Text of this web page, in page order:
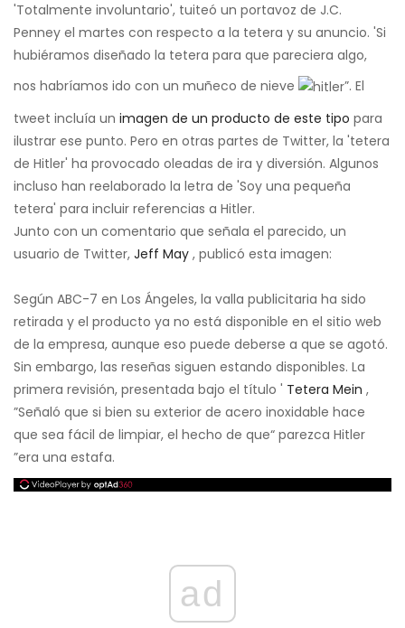
'Totalmente involuntario', tuiteó un portavoz de J.C.
Penney el martes con respecto a la tetera y su anuncio. 'Si
hubiéramos diseñado la tetera para que pareciera algo,
nos habríamos ido con un muñeco de nieve
”. El
tweet incluía un imagen de un producto de este tipo para
ilustrar ese punto. Pero en otras partes de Twitter, la 'tetera
de Hitler' ha provocado oleadas de ira y diversión. Algunos
incluso han reelaborado la letra de 'Soy una pequeña
tetera' para incluir referencias a Hitler.
Junto con un comentario que señala el parecido, un
usuario de Twitter, Jeff May , publicó esta imagen:
Según ABC-7 en Los Ángeles, la valla publicitaria ha sido
retirada y el producto ya no está disponible en el sitio web
de la empresa, aunque eso puede deberse a que se agotó.
Sin embargo, las reseñas siguen estando disponibles. La
primera revisión, presentada bajo el título ' Tetera Mein ,
”Señaló que si bien su exterior de acero inoxidable hace
que sea fácil de limpiar, el hecho de que“ parezca Hitler
”era una estafa.
ad